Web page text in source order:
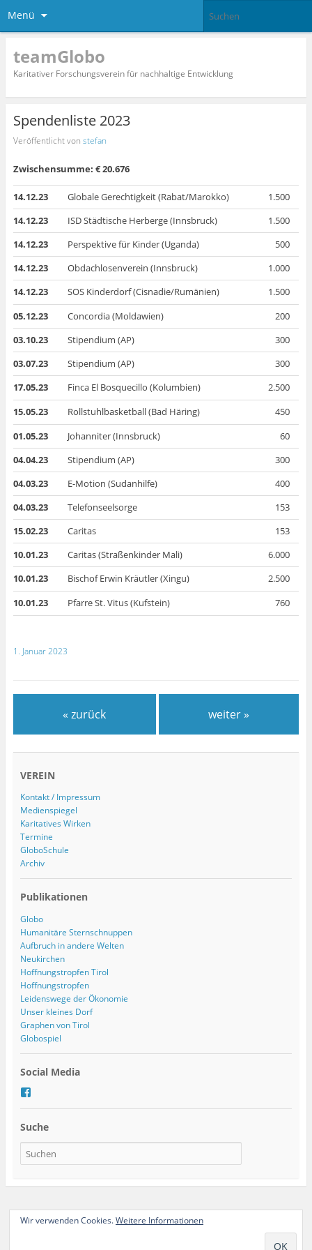
Menü
teamGlobo
Karitativer Forschungsverein für nachhaltige Entwicklung
Spendenliste 2023
Veröffentlicht von stefan
Zwischensumme: € 20.676
14.12.23 Globale Gerechtigkeit (Rabat/Marokko)
1.500
14.12.23
ISD Städtische Herberge (Innsbruck)
1.500
14.12.23
Perspektive für Kinder (Uganda)
500
14.12.23
Obdachlosenverein (Innsbruck)
1.000
14.12.23
SOS Kinderdorf (Cisnadie/Rumänien)
1.500
05.12.23
Concordia (Moldawien)
200
03.10.23
Stipendium (AP)
300
03.07.23
Stipendium (AP)
300
17.05.23
Finca El Bosquecillo (Kolumbien)
2.500
15.05.23
Rollstuhlbasketball (Bad Häring)
450
01.05.23
Johanniter (Innsbruck)
60
04.04.23
Stipendium (AP)
300
04.03.23
E-Motion (Sudanhilfe)
400
04.03.23
Telefonseelsorge
153
15.02.23
Caritas
153
10.01.23
Caritas (Straßenkinder Mali)
6.000
10.01.23
Bischof Erwin Kräutler (Xingu)
2.500
10.01.23
Pfarre St. Vitus (Kufstein) 760
1. Januar 2023
« zurück weiter »
VEREIN
Kontakt / Impressum
Medienspiegel
Karitatives Wirken
Termine
GloboSchule
Archiv
Publikationen
Globo
Humanitäre Sternschnuppen
Aufbruch in andere Welten
Neukirchen
Hoffnungstropfen Tirol
Hoffnungstropfen
Leidenswege der Ökonomie
Unser kleines Dorf
Graphen von Tirol
Globospiel
Social Media
f
v
m
Suche
Ganze Seite ansehen
Wir verwenden Cookies.Weitere Informationen